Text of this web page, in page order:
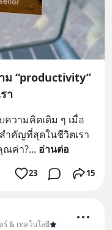
ม “productivity”
า
ความคิดเดิม ๆ เมื่อ
ำคัญที่สุดในชีวิตเรา
ณค่า?... อ่านต่อ
23 15
ร์ & เทคโนโลยี